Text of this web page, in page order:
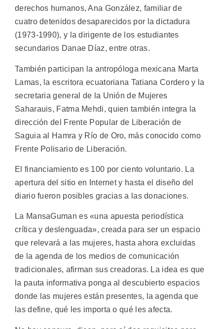
derechos humanos, Ana González, familiar de
cuatro detenidos desaparecidos por la dictadura
(1973-1990), y la dirigente de los estudiantes
secundarios Danae Díaz, entre otras.
También participan la antropóloga mexicana Marta
Lamas, la escritora ecuatoriana Tatiana Cordero y la
secretaria general de la Unión de Mujeres
Saharauis, Fatma Mehdi, quien también integra la
dirección del Frente Popular de Liberación de
Saguia al Hamra y Río de Oro, más conocido como
Frente Polisario de Liberación.
El financiamiento es 100 por ciento voluntario. La
apertura del sitio en Internet y hasta el diseño del
diario fueron posibles gracias a las donaciones.
La MansaGuman es «una apuesta periodística
crítica y deslenguada», creada para ser un espacio
que relevará a las mujeres, hasta ahora excluidas
de la agenda de los medios de comunicación
tradicionales, afirman sus creadoras. La idea es que
la pauta informativa ponga al descubierto espacios
donde las mujeres están presentes, la agenda que
las define, qué les importa o qué les afecta.